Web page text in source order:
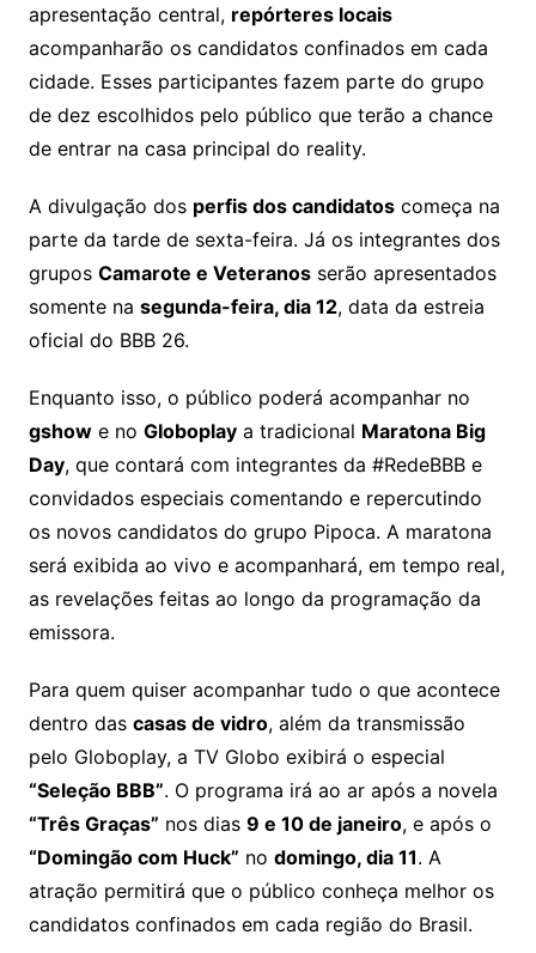
apresentação central, repórteres locais
acompanharão os candidatos confinados em cada
cidade. Esses participantes fazem parte do grupo
de dez escolhidos pelo público que terão a chance
de entrar na casa principal do reality.
A divulgação dos perfis dos candidatoscomeça na
parte da tarde de sexta-feira. Já os integrantes dos
grupos Camarote e Veteranosserão apresentados
somente na segunda-feira, dia 12, data da estreia
oficial do BBB 26.
Enquanto isso, o público poderá acompanhar no
gshowe no Globoplaya tradicional Maratona Big
Day, que contará com integrantes da #RedeBBB e
convidados especiais comentando e repercutindo
os novos candidatos do grupo Pipoca. A maratona
será exibida ao vivo e acompanhará, em tempo real,
as revelações feitas ao longo da programação da
emissora.
Para quem quiser acompanhar tudo o que acontece
dentro das casas de vidro, além da transmissão
pelo Globoplay, a TV Globo exibirá o especial
“Seleção BBB”. O programa irá ao ar após a novela
“Três Graças” nos dias 9 e 10 de janeiro, e após o
“Domingão com Huck” no domingo, dia 11. A
atração permitirá que o público conheça melhor os
candidatos confinados em cada região do Brasil.